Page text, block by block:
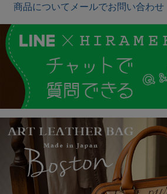
商品についてメールでお問い合わせ